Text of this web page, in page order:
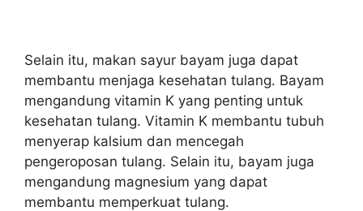
Selain itu, makan sayur bayam juga dapat
membantu menjaga kesehatan tulang. Bayam
mengandung vitamin K yang penting untuk
kesehatan tulang. Vitamin K membantu tubuh
menyerap kalsium dan mencegah
pengeroposan tulang. Selain itu, bayam juga
mengandung magnesium yang dapat
membantu memperkuat tulang.